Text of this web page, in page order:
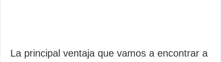
La principal ventaja que vamos a encontrar a